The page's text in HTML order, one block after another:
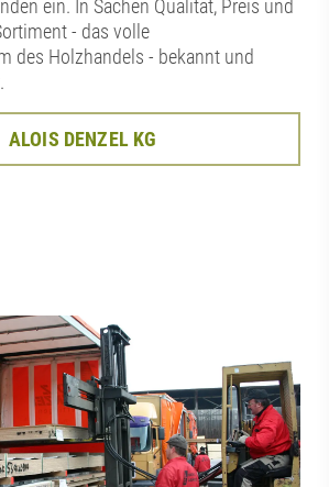
ein. In Sachen Qualität, Preis und
- das volle
des Holzhandels - bekannt und
ALOIS DENZEL KG